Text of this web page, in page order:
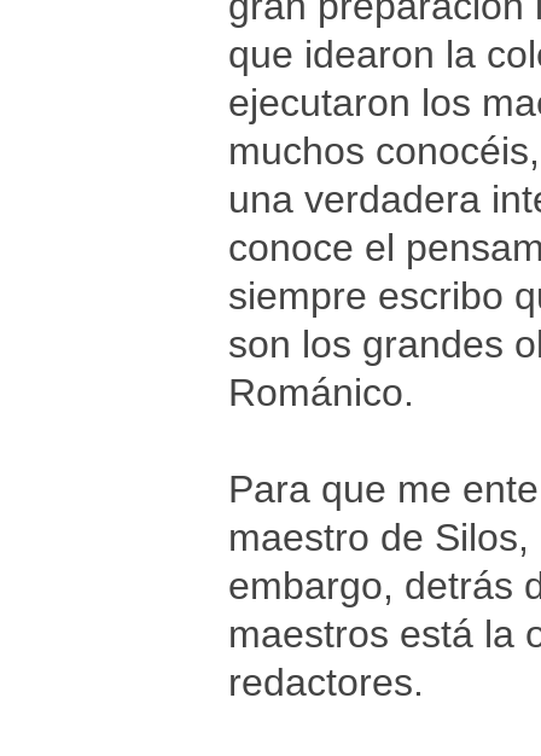
que idearon la
ejecutaron los
muchos
una verdadera
conoce el
siempre escribo
son los grandes
Románico.
Para que me
maestro de
embargo, detrás
maestros está la
redactores.